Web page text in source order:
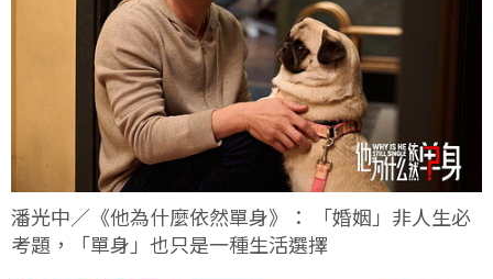
潘光中／《他為什麼依然單身》： 「婚姻」非人生必
考題，「單身」也只是一種生活選擇